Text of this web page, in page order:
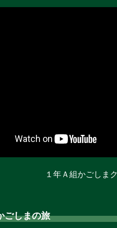
１年Ａ組かごしま
ごしまの旅